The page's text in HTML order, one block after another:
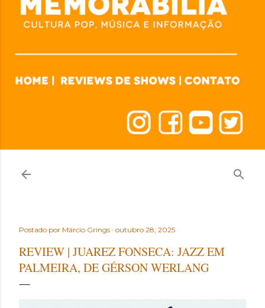
Postado por Márcio Grings outubro 28, 2025
REVIEW | JUAREZ FONSECA: JAZZ EM
PALMEIRA, DE GÉRSON WERLANG